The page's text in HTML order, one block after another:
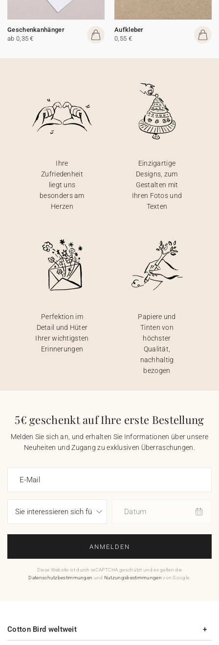
Geschenkanhänger
ab 0,35 €
Aufkleber
0,55 €
Ihre
Zufriedenheit
liegt uns
besonders am
Herzen
Einzigartige
Designs, zum
Gestalten mit
Ihren Fotos und
Texten
Perfektion im
Detail und Hüter
Ihrer wichtigsten
Erinnerungen
Papiere und
Tinten von
höchster
Qualität,
nachhaltig
bezogen
5€ geschenkt auf Ihre erste Bestellung
Melden Sie sich an, und erhalten Sie Informationen über unsere
Neuheiten und Zugang zu exklusiven Überraschungen.
E-Mail
Datum
ANMELDEN
Diese Website ist durch reCAPTCHA geschützt und es gelten die
Datenschutzbestimmungen und Nutzungsbestimmungen von Google.
Cotton Bird weltweit